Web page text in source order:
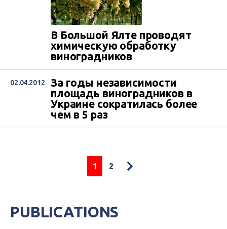
В Большой Ялте проводят
химическую обработку
виноградников
02.04.2012
За годы независимости
площадь виноградников в
Украине сократилась более
чем в 5 раз
1 2
PUBLICATIONS